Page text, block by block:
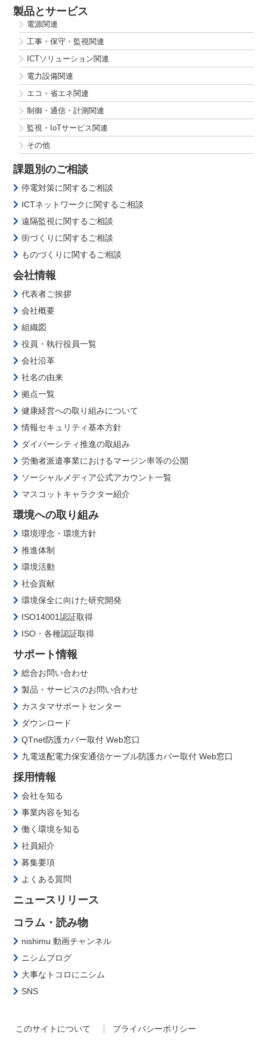
製品とサービス
電源関連
工事・保守・監視関連
ICTソリューション関連
電力設備関連
エコ・省エネ関連
制御・通信・計測関連
監視・IoTサービス関連
その他
課題別のご相談
停電対策に関するご相談
ICTネットワークに関するご相談
遠隔監視に関するご相談
街づくりに関するご相談
ものづくりに関するご相談
会社情報
代表者ご挨拶
会社概要
組織図
役員・執行役員一覧
会社沿革
社名の由来
拠点一覧
健康経営への取り組みについて
情報セキュリティ基本方針
ダイバーシティ推進の取組み
労働者派遣事業におけるマージン率等の公開
ソーシャルメディア公式アカウント一覧
マスコットキャラクター紹介
環境への取り組み
環境理念・環境方針
推進体制
環境活動
社会貢献
環境保全に向けた研究開発
ISO14001認証取得
ISO・各種認証取得
サポート情報
総合お問い合わせ
製品・サービスのお問い合わせ
カスタマサポートセンター
ダウンロード
QTnet防護カバー取付 Web窓口
九電送配電力保安通信ケーブル防護カバー取付 Web窓口
採用情報
会社を知る
事業内容を知る
働く環境を知る
社員紹介
募集要項
よくある質問
ニュースリリース
コラム・読み物
nishimu 動画チャンネル
ニシムブログ
大事なトコロにニシム
SNS
このサイトについて
プライバシーポリシー